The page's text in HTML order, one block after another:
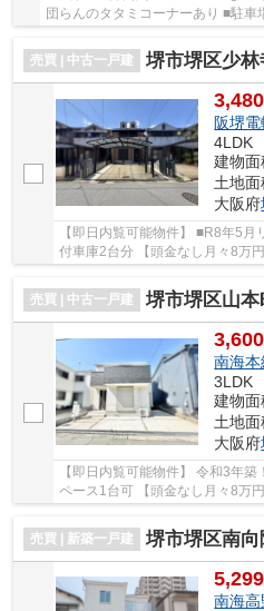
団らんのタタミコーナーあり ■駐車
前面道路約6.7ｍ！車の出し入れ楽
売買 | 中古一戸建
堺市堺区少林寺
3,480
阪堺
4LDK
建物面
土地面
大阪府
【即日内覧可能物件】 ■R8年5
付車庫2台分 【頭金なし月々8万円
売買 | 中古一戸建 堺市堺区山
3,600
南海本
3LDK
建物面
土地面
大阪府
【即日内覧可能物件】 令和3年
ペース1台可 【頭金なし月々8万円
売買 | 新築一戸建 堺市堺区南向
5,299
南海高